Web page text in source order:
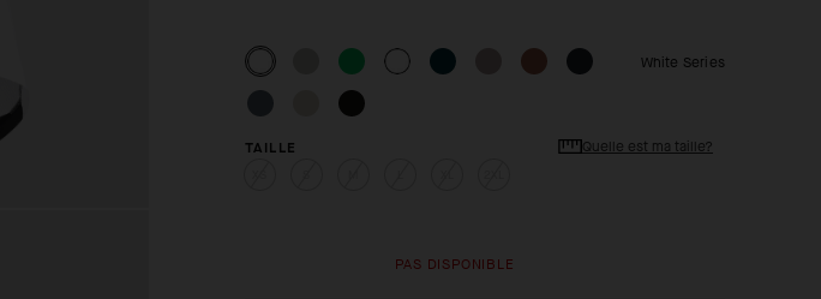
White Series
TAILLE Quelle est ma taille?
PAS DISPONIBLE